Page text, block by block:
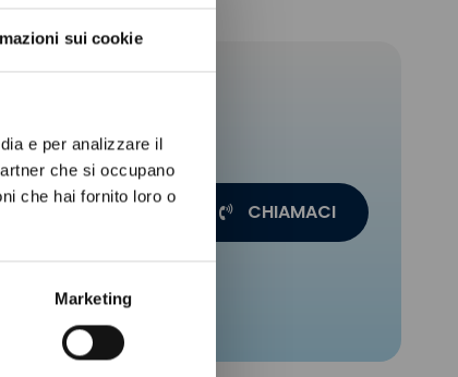
sui cookie
e per analizzare il
che si occupano
che hai fornito loro o
Marketing
CHIAMACI